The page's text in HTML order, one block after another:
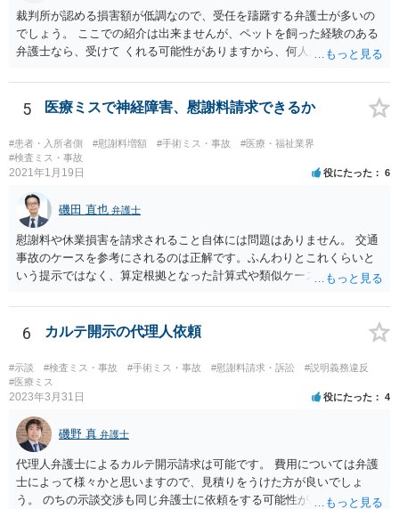
めしたいところです。
裁判所が認める損害額が低調なので、受任を躊躇する弁護士が多いの
でしょう。 ここでの紹介は出来ませんが、ペットを飼った経験のある
弁護士なら、受けて くれる可能性がありますから、何人か問い合わせ
5 医療ミスで神経障害、慰謝料請求できるか
#患者・入所者側 #慰謝料増額 #手術ミス・事故
#医療・福祉業界
#検査ミス・事故
2021年1月19日 役にたった 6
磯田 直也 弁護士
慰謝料や休業損害を請求されること自体には問題はありません。 交通
事故のケースを参考にされるのは正解です。ふんわりとこれくらいと
いう提示ではなく、算定根拠となった計算式や類似ケースでの裁判所
面、針刺し事故については医療者側の故意や過失がないと思われるケ
ースが多く、早期解決のためにある程度の減額等があることはやむを
などには、弁護士へのご依頼も検討されるべきかと思います。 弁護士
への依頼が必要になる際に備えて、また現時点でのアドバイス等をも
らうために、一度法律事務所にご相談されておいても良いかも知れま
せん。
6 カルテ開示の代理人依頼
#示談 #検査ミス・事故 #手術ミス・事故 #慰謝料請求・訴訟
#説明義務違反
#医療ミス
2023年3月31日 役にたった 4
磯野 真 弁護士
代理人弁護士によるカルテ開示請求は可能です。 費用については弁護
士によって様々かと思いますので、見積りをうけた方が良いでしょ
う。 のちの示談交渉も同じ弁護士に依頼をする可能性がある場合に